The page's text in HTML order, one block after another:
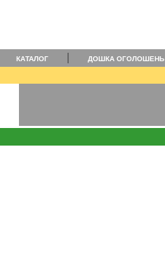
КАТАЛОГ ДОШКА ОГОЛОШЕНЬ